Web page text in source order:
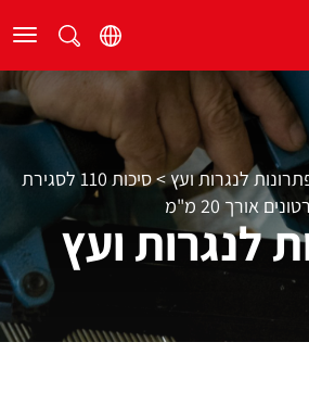
לנגרות ועץ>
סיכות 110 לסגירת
אורך 20 מ"מ
לנגרות ועץ